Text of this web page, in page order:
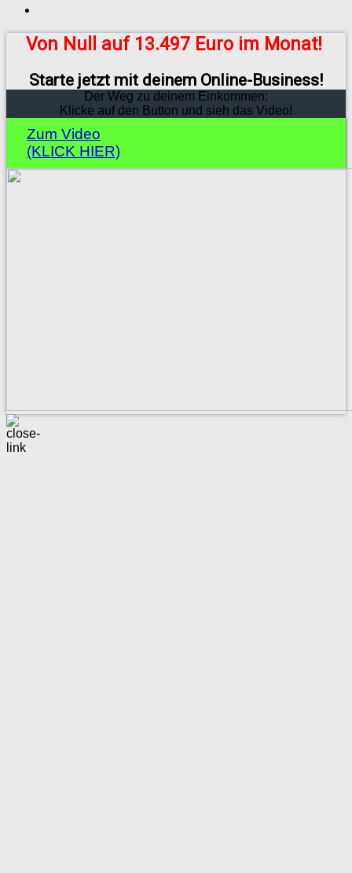
Von Null auf 13.497 Euro im Monat!
Starte jetzt mit deinem Online-Business!
Der Weg zu deinem Einkommen:
Klicke auf den Button und sieh das Video!
Zum Video
(KLICK HIER)